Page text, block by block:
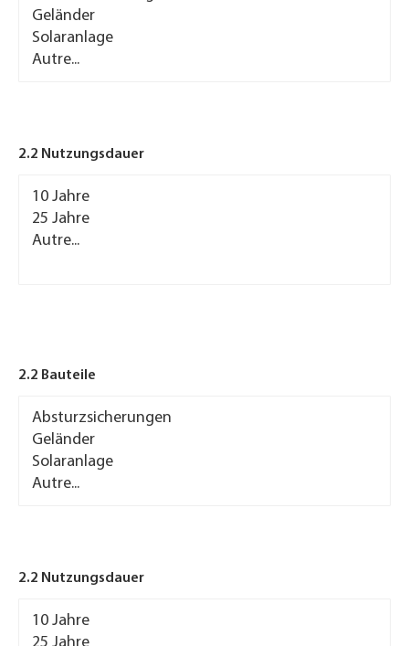
2.2 Nutzungsdauer
Nutzungsdauer
2.2 Bauteile
Bauteile
2.2 Nutzungsdauer
Nutzungsdauer